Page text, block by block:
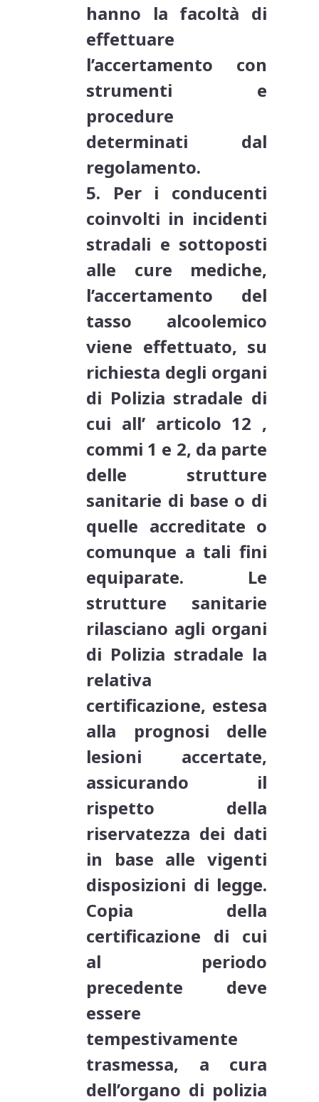
hanno la facoltà di
effettuare
l’accertamento con
strumenti e
procedure
determinati dal
regolamento.
5. Per i conducenti
coinvolti in incidenti
stradali e sottoposti
alle cure mediche,
l’accertamento del
tasso alcoolemico
viene effettuato, su
richiesta degli organi
di Polizia stradale di
cui all’ articolo 12 ,
commi 1 e 2, da parte
delle strutture
sanitarie di base o di
quelle accreditate o
comunque a tali fini
equiparate. Le
strutture sanitarie
rilasciano agli organi
di Polizia stradale la
relativa
certificazione, estesa
alla prognosi delle
lesioni accertate,
assicurando il
rispetto della
riservatezza dei dati
in base alle vigenti
disposizioni di legge.
Copia della
certificazione di cui
al periodo
precedente deve
essere
tempestivamente
trasmessa, a cura
dell’organo di polizia